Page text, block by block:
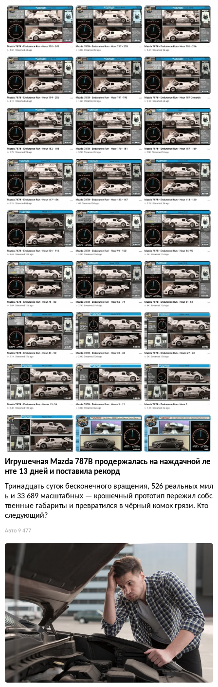
Игрушечная Mazda 787B продержалась на наждачной ле
нте 13 дней и поставила рекорд
Тринадцать суток бесконечного вращения, 526 реальных мил
ь и 33 689 масштабных — крошечный прототип пережил собс
твенные габариты и превратился в чёрный комок грязи. Кто
следующий?
Авто 9 477